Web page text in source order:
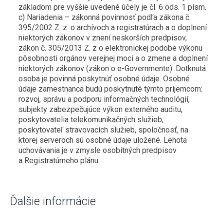
základom pre vyššie uvedené účely je čl. 6 ods. 1 písm.
c) Nariadenia – zákonná povinnosť podľa zákona č.
395/2002 Z. z. o archívoch a registratúrach a o doplnení
niektorých zákonov v znení neskorších predpisov,
zákon č. 305/2013 Z. z o elektronickej podobe výkonu
pôsobnosti orgánov verejnej moci a o zmene a doplnení
niektorých zákonov (zákon o e-Governmente). Dotknutá
osoba je povinná poskytnúť osobné údaje. Osobné
údaje zamestnanca budú poskytnuté týmto príjemcom:
rozvoj, správu a podporu informačných technológií,
subjekty zabezpečujúce výkon externého auditu,
poskytovatelia telekomunikačných služieb,
poskytovateľ stravovacích služieb, spoločnosť, na
ktorej serveroch sú osobné údaje uložené. Lehota
uchovávania je v zmysle osobitných predpisov
a Registratúrneho plánu.
Ďalšie informácie